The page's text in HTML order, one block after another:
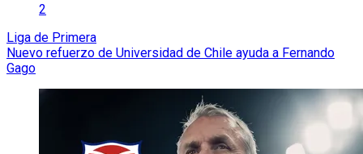
2
Liga de Primera
Nuevo refuerzo de Universidad de Chile ayuda a Fernando
Gago